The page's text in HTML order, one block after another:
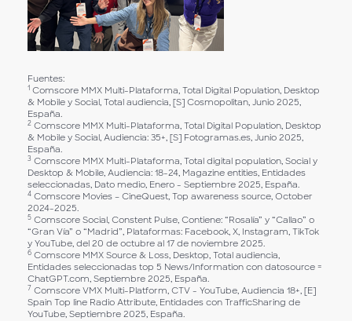
Fuentes:
1 Comscore MMX Multi-Plataforma, Total Digital Population, Desktop
& Mobile y Social, Total audiencia, [S] Cosmopolitan, Junio 2025,
España.
2 Comscore MMX Multi-Plataforma, Total Digital Population, Desktop
& Mobile y Social, Audiencia: 35+, [S] Fotogramas.es, Junio 2025,
España.
3 Comscore MMX Multi-Plataforma, Total digital population, Social y
Desktop & Mobile, Audiencia: 18-24, Magazine entities, Entidades
seleccionadas, Dato medio, Enero - Septiembre 2025, España.
4 Comscore Movies – CineQuest, Top awareness source, October
2024-2025.
5 Comscore Social, Constent Pulse, Contiene: “Rosalía” y “Callao” o
“Gran Vía” o “Madrid”, Plataformas: Facebook, X, Instagram, TikTok
y YouTube, del 20 de octubre al 17 de noviembre 2025.
6 Comscore MMX Source & Loss, Desktop, Total audiencia,
Entidades seleccionadas top 5 News/Information con datosource =
ChatGPT.com, Septiembre 2025, España.
7 Comscore VMX Multi-Platform, CTV - YouTube, Audiencia 18+, [E]
Spain Top line Radio Attribute, Entidades con TrafficSharing de
YouTube, Septiembre 2025, España.